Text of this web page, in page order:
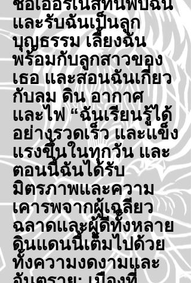
และรับฉันเป็นลูก
บุญธรรม เลี้ยงฉัน
พร้อมกับลูกสาวของ
เธอ และสอนฉันเกี่ยว
กับลม ดิน อากาศ
และไฟ “ฉันเรียนรู้ได้
อย่างรวดเร็ว และแข็ง
แรงขึ้นในทุกวัน และ
ตอนนี้ฉันได้รับ
มิตรภาพและความ
เคารพจากผู้เฉลียว
ฉลาดและผู้ดีทั้งหลาย
ดินแดนนี้เต็มไปด้วย
ทั้งความงดงามและ